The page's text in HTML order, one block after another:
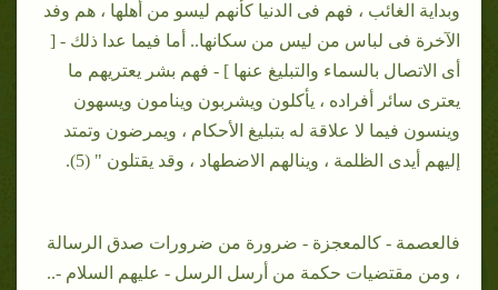
وبداية الغائب ، فهم فى الدنيا كأنهم ليسو من أهلها ، هم وفد
الآخرة فى لباس من ليس من سكانها.. أما فيما عدا ذلك - [
أى الاتصال بالسماء والتبليغ عنها ] - فهم بشر يعتريهم ما
يعترى سائر أفراده ، يأكلون ويشربون وينامون ويسهون
وينسون فيما لا علاقة له بتبليغ الأحكام ، ويمرضون وتمتد
إليهم أيدى الظلمة ، وينالهم الاضطهاد ، وقد يقتلون " (5).
فالعصمة - كالمعجزة - ضرورة من ضرورات صدق الرسالة
، ومن مقتضيات حكمة من أرسل الرسل - عليهم السلام -..